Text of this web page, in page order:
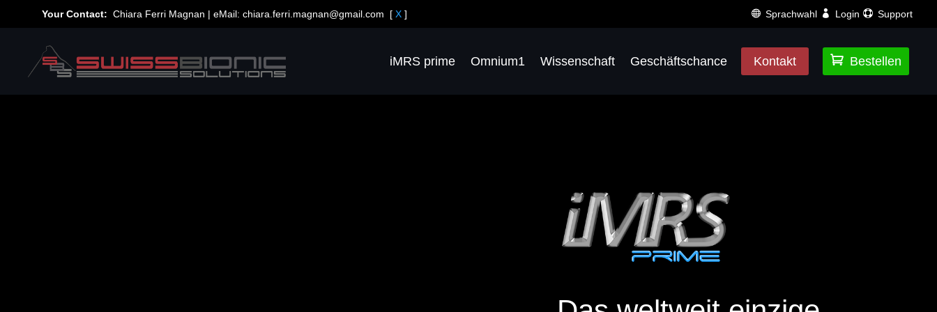
Your Contact:Chiara Ferri Magnan | eMail:chiara.ferri.magnan@gmail.com [X ] Sprachwahl Login Support
iMRS prime Omnium1 Wissenschaft Geschäftschance Kontakt  Bestellen